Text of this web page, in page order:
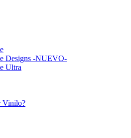
Designs -NUEVO-
Ultra
Vinilo?